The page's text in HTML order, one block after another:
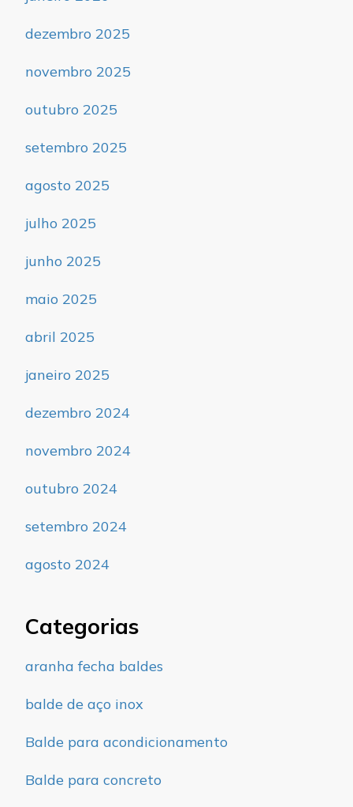
dezembro 2025
novembro 2025
outubro 2025
setembro 2025
agosto 2025
julho 2025
junho 2025
maio 2025
abril 2025
janeiro 2025
dezembro 2024
novembro 2024
outubro 2024
setembro 2024
agosto 2024
Categorias
aranha fecha baldes
balde de aço inox
Balde para acondicionamento
Balde para concreto